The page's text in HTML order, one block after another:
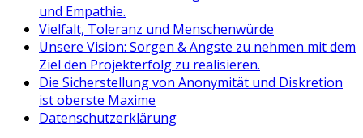
und Empathie.
Vielfalt, Toleranz und Menschenwürde
Unsere Vision: Sorgen & Ängste zu nehmen mit dem
Ziel den Projekterfolg zu realisieren.
Die Sicherstellung von Anonymität und Diskretion
ist oberste Maxime
Datenschutzerklärung